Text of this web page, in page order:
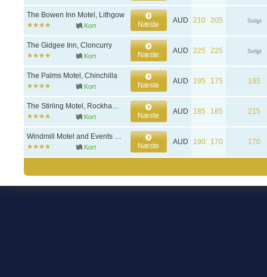
The Bowen Inn Motel, Lithgow
Kort Næste AUD 210 205 Solgt
The Gidgee Inn, Cloncurry
Kort Næste AUD 225 225 Solgt
The Palms Motel, Chinchilla
Kort Næste AUD 195 175 195
The Stirling Motel, Rockhampton
Kort Næste AUD 185 185 215
Windmill Motel and Events Centre, Mackay
Kort Næste AUD 190 170 170